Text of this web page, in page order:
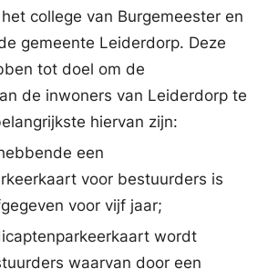
college van Burgemeester en
gemeente Leiderdorp. Deze
tot doel om de
de inwoners van Leiderdorp te
hiervan zijn:
een
voor bestuurders is
voor vijf jaar;
wordt
waarvan door een